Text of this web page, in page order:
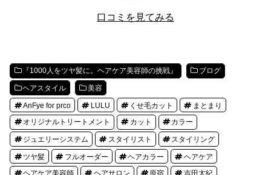
口コミを見てみる
『1000人をツヤ髪に。ヘアケア美容師の挑戦』 ブログ
ヘアスタイル 美容
AnFye for prco LULU くせ毛カット まとまり
オリジナルトリートメント カット カラー
ジュエリーシステム スタイリスト スタイリング
ツヤ髪 フルオーダー ヘアカラー ヘアケア